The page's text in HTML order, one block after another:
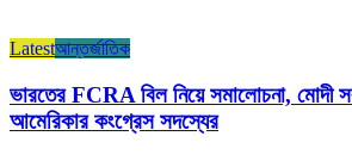
Latestআন্তর্জাতিক
ভারতের FCRA বিল নিয়ে সমালোচনা, মোদী
আমেরিকার কংগ্রেস সদস্যের